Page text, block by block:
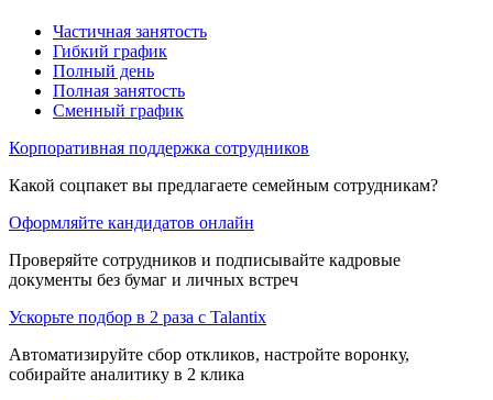
Частичная занятость
Гибкий график
Полный день
Полная занятость
Сменный график
Корпоративная поддержка сотрудников
Какой соцпакет вы предлагаете семейным сотрудникам?
Оформляйте кандидатов онлайн
Проверяйте сотрудников и подписывайте кадровые
документы без бумаг и личных встреч
Ускорьте подбор в 2 раза с Talantix
Автоматизируйте сбор откликов, настройте воронку,
собирайте аналитику в 2 клика